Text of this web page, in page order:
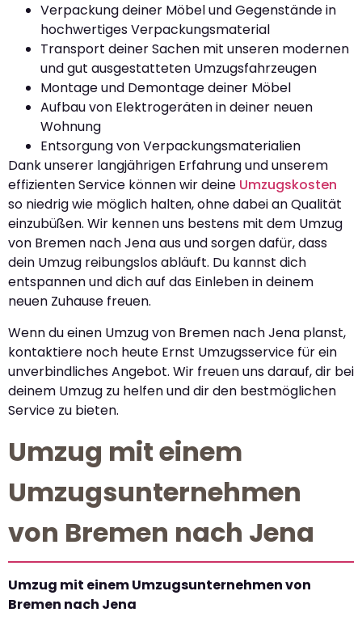
Verpackung deiner Möbel und Gegenstände in
hochwertiges Verpackungsmaterial
Transport deiner Sachen mit unseren modernen
und gut ausgestatteten Umzugsfahrzeugen
Montage und Demontage deiner Möbel
Aufbau von Elektrogeräten in deiner neuen
Wohnung
Entsorgung von Verpackungsmaterialien
Dank unserer langjährigen Erfahrung und unserem
effizienten Service können wir deine Umzugskosten
so niedrig wie möglich halten, ohne dabei an Qualität
einzubüßen. Wir kennen uns bestens mit dem Umzug
von Bremen nach Jena aus und sorgen dafür, dass
dein Umzug reibungslos abläuft. Du kannst dich
entspannen und dich auf das Einleben in deinem
neuen Zuhause freuen.
Wenn du einen Umzug von Bremen nach Jena planst,
kontaktiere noch heute Ernst Umzugsservice für ein
unverbindliches Angebot. Wir freuen uns darauf, dir bei
deinem Umzug zu helfen und dir den bestmöglichen
Service zu bieten.
Umzug mit einem
Umzugsunternehmen
von Bremen nach Jena
Umzug mit einem Umzugsunternehmen von
Bremen nach Jena